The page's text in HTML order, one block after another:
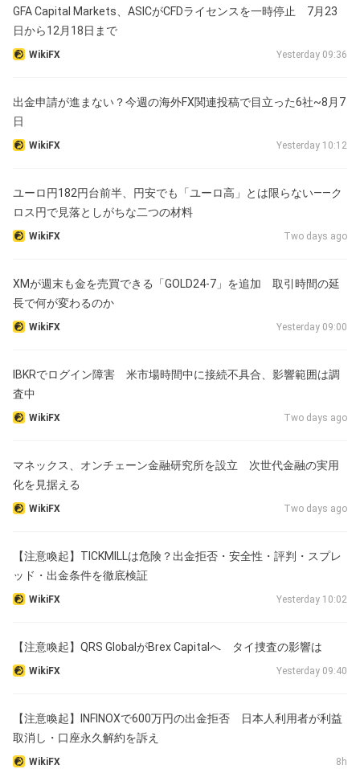
GFA Capital Markets、ASICがCFDライセンスを一時停止 7月23
日から12月18日まで
WikiFX Yesterday 09:36
出金申請が進まない？今週の海外FX関連投稿で目立った6社~8月7
日
WikiFX Yesterday 10:12
ユーロ円182円台前半、円安でも「ユーロ高」とは限らない――ク
ロス円で見落としがちな二つの材料
WikiFX Two days ago
XMが週末も金を売買できる「GOLD24-7」を追加 取引時間の延
長で何が変わるのか
WikiFX Yesterday 09:00
IBKRでログイン障害 米市場時間中に接続不具合、影響範囲は調
査中
WikiFX Two days ago
マネックス、オンチェーン金融研究所を設立 次世代金融の実用
化を見据える
WikiFX Two days ago
【注意喚起】TICKMILLは危険？出金拒否・安全性・評判・スプレ
ッド・出金条件を徹底検証
WikiFX Yesterday 10:02
【注意喚起】QRS GlobalがBrex Capitalへ タイ捜査の影響は
WikiFX Yesterday 09:40
【注意喚起】INFINOXで600万円の出金拒否 日本人利用者が利益
取消し・口座永久解約を訴え
WikiFX 8h